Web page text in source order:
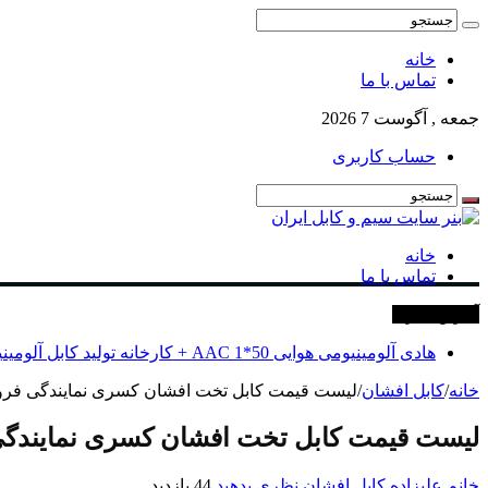
خانه
تماس با ما
جمعه , آگوست 7 2026
حساب کاربری
خانه
تماس با ما
هادی آلومینیومی هوایی 50*1 AAC + کارخانه تولید کابل آلومینیومی
خانه/کابل افشان/لیست قیمت کابل تخت افشان کسری نمایندگی
لیست قیمت کابل تخت افشان کسری